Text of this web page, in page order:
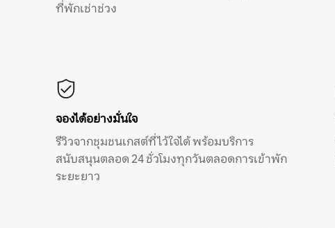
ที่พักเช่าช่วง
จองได้อย่างมั่นใจ
รีวิวจากชุมชนเกสต์ที่ไว้ใจได้ พร้อมบริการ
สนับสนุนตลอด 24 ชั่วโมงทุกวันตลอดการเข้าพัก
ระยะยาว